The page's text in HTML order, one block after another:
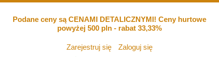
Podane ceny są CENAMI DETALICZNYMI! Ceny hurtowe
powyżej 500 pln - rabat 33,33%
Zarejestruj się Zaloguj się